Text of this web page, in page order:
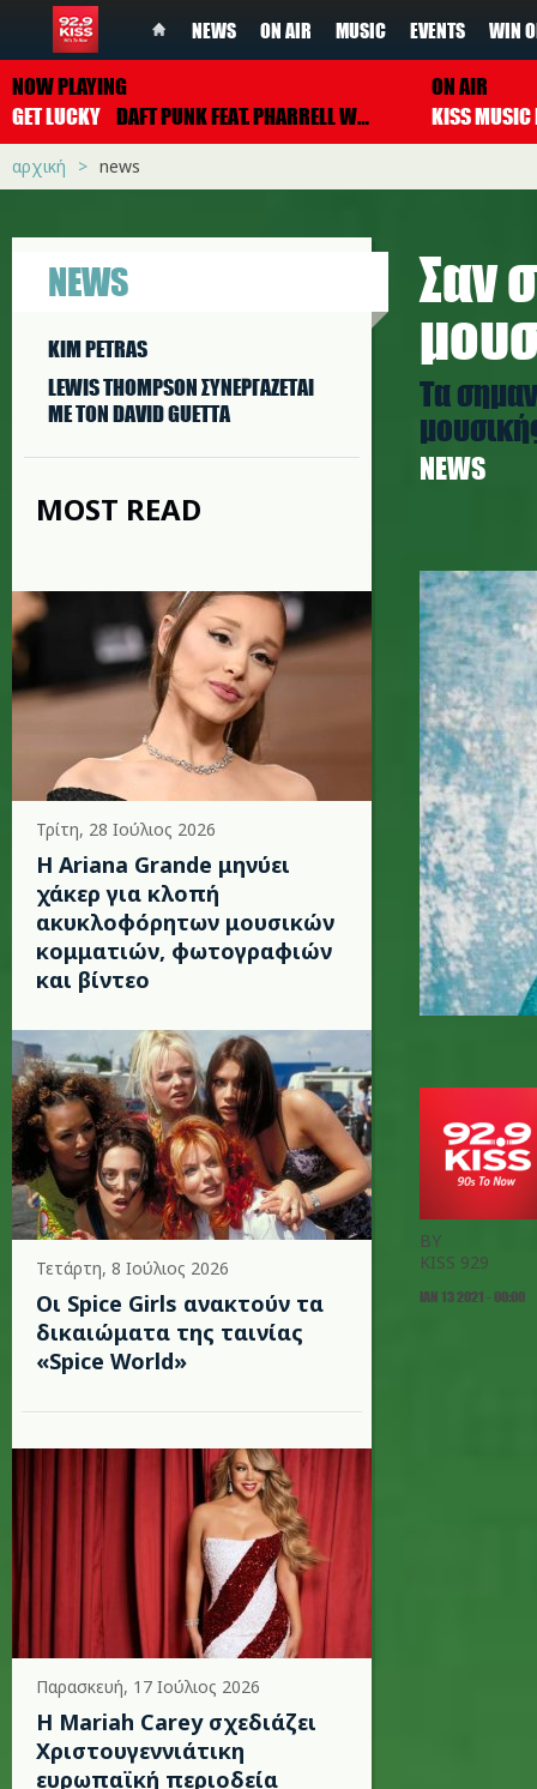
NEWS ON AIR MUSIC EVENTS WIN
NOW PLAYING
GET LUCKY DAFT PUNK FEAT. PHARRELL WILLIAMS
ON AIR
αρχική news
NEWS
KIM PETRAS
LEWIS THOMPSON ΣΥΝΕΡΓAΖΕΤΑΙ
ΜΕ ΤΟΝ DAVID GUETTA
MOST READ
Τρίτη, 28 Ιούλιος 2026
Η Ariana Grande μηνύει
χάκερ για κλοπή
ακυκλοφόρητων μουσικών
κομματιών, φωτογραφιών
και βίντεο
Τετάρτη, 8 Ιούλιος 2026
Οι Spice Girls ανακτούν τα
δικαιώματα της ταινίας
«Spice World»
Παρασκευή, 17 Ιούλιος 2026
Η Mariah Carey σχεδιάζει
Χριστουγεννιάτικη
ευρωπαϊκή περιοδεία
Σαν
Τα
NEWS
ed-
BY
KISS 929
ΙΑΝ 13 2021 - 00:00